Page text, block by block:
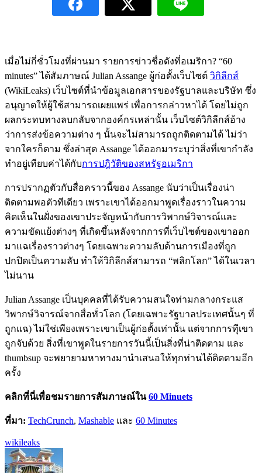
เมื่อไม่กี่ชั่วโมงที่ผ่านมา รายการข่าวชื่อดังที่อเมริกา? “60
minutes” ได้สัมภาษณ์ Julian Assange ผู้ก่อตั้งเว็บไซต์ วิกิลีกส์
(WikiLeaks) เว็บไซต์ที่นำข้อมูลเอกสารของรัฐบาลและบริษัท ซึ่ง
อนุญาตให้ผู้ใช้สามารถเผยแพร่ เพื่อการกล่าวหาได้ โดยไม่ถูก
ผลกระทบทางลบกลับจากองค์กรเหล่านั้น เว็บไซต์วิกิลีกส์อ้าง
ว่าการส่งข้อความต่าง ๆ นั้นจะไม่สามารถถูกติดตามได้ ไม่ว่า
จากใครก็ตาม ซึ่งล่าสุด Assange ได้ออกมาระบุว่าสิ่งที่เขากำลัง
ทำอยู่เทียบค่าได้กับการปฎิวัติของสหรัฐอเมริกา
การปรากฏตัวกับสื่อคราวนี้ของ Assange นับว่าเป็นเรื่องน่า
ติดตามพอตัวทีเดียว เพราะเขาได้ออกมาพูดเรื่องราวในความ
คิดเห็นในฝั่งของเขาประจัญหน้ากับการวิพากษ์วิจารณ์และ
ความขัดแย้งต่างๆ ที่เกิดขึ้นหลังจากการที่เว็บไซต์ของเขาออก
มาแฉเรื่องราวต่างๆ โดยเฉพาะความลับด้านการเมืองที่ถูก
ปกปิดเป็นความลับ ทำให้วิกิลีกส์สามารถ “พลิกโลก” ได้ในเวลา
ไม่นาน
Julian Assange เป็นบุคคลที่ได้รับความสนใจท่ามกลางกระแส
วิพากษ์วิจารณ์จากสื่อทั่วโลก (โดยเฉพาะรัฐบาลประเทศนั้นๆ ที่
ถูกแฉ) ไม่ใช่เพียงเพราะเขาเป็นผู้ก่อตั้งเท่านั้น แต่จากการทีุ่เขา
ถูกจับด้วย สิ่งที่เขาพูดในรายการวันนี้เป็นสิ่งที่น่าติดตาม และ
thumbsup จะพยายามหาทางมานำเสนอให้ทุกท่านได้ติดตามอีก
ครั้ง
คลิกที่นี่เพื่อชมรายการสัมภาษณ์ใน60 Minuets
ที่มา: TechCrunch, Mashable และ 60 Minutes
wikileaks